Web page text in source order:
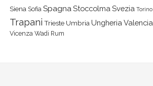
Siena Sofia SpagnaStoccolma Svezia Torino
Trapani Trieste Umbria Ungheria Valencia
Vicenza Wadi Rum